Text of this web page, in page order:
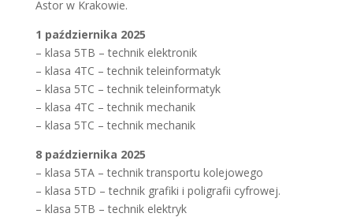
Astor w Krakowie.
1 października 2025
– klasa 5TB – technik elektronik
– klasa 4TC – technik teleinformatyk
– klasa 5TC – technik teleinformatyk
– klasa 4TC – technik mechanik
– klasa 5TC – technik mechanik
8 października 2025
– klasa 5TA – technik transportu kolejowego
– klasa 5TD – technik grafiki i poligrafii cyfrowej.
– klasa 5TB – technik elektryk